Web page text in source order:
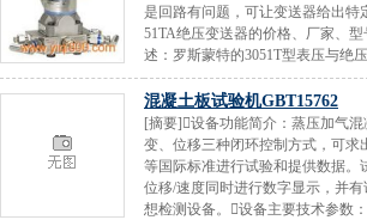
是回路有问题，可让变送器给出特
51TA绝压变送器的价格、厂家、
述：罗斯蒙特的3051T型表压与绝
混凝土板试验机GBT15762
[摘要]设备功能简介：蒸压加气
变、位移三种闭环控制方式，可
等国际标准进行试验和提供数据
位移/速度同时进行数字显示，并
想检测设备。设备主要技术参数